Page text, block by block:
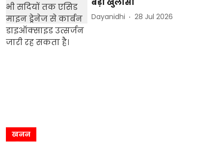
Dayanidhi 28 Jul 2026
खनन